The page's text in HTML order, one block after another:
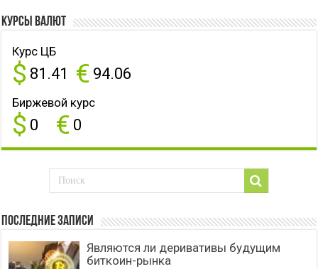
Курсы валют
Курс ЦБ
$ 81.41 € 94.06
Биржевой курс
$ 0 € 0
Последние записи
Являются ли деривативы будущим
биткоин-рынка